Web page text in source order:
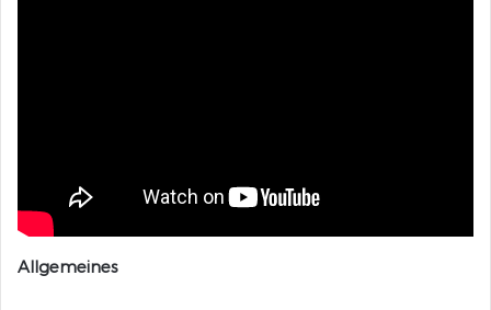
Halloween-Patch 2017
Der Löwe kommt
Allgemeines